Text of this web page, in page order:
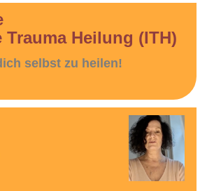
Heilung (ITH)
selbst zu heilen!